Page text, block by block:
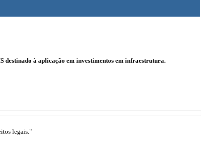
destinado à aplicação em investimentos em infraestrutura.
legais."